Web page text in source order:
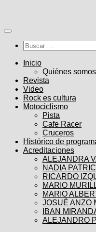
contenido
Buscar:
Inicio
Quiénes somos
Revista
Video
Rock es cultura
Motociclismo
Pista
Cafe Racer
Cruceros
Histórico de
Acreditaciones
ALEJANDRA
NADIA
RICARDO
MARIO
MARIO
JOSUÉ ANZO
IBAN
ALEJANDRO